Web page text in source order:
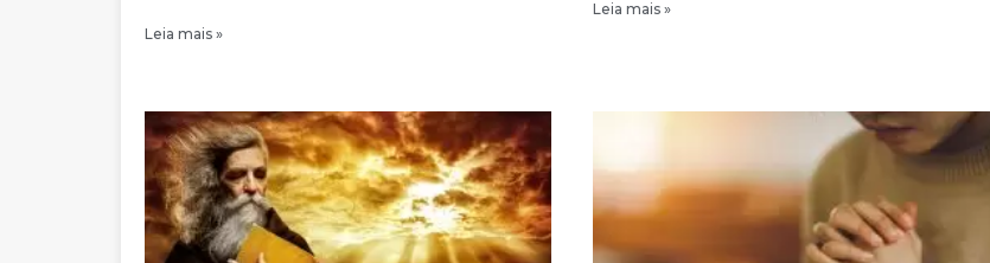
Leia mais »
Leia mais »